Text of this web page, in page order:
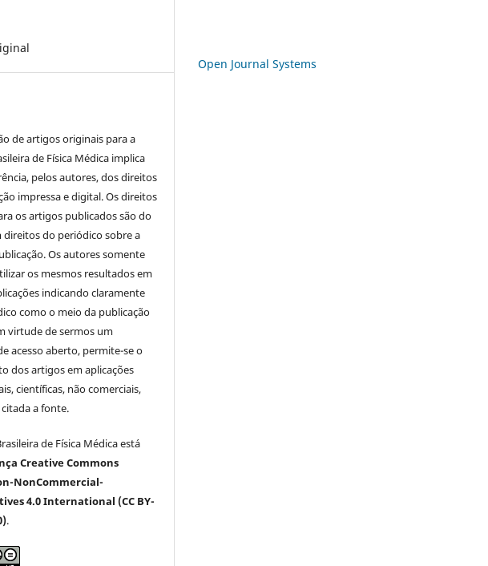
de artigos originais para a
de Física Médica implica
pelos autores, dos direitos
impressa e digital. Os direitos
os artigos publicados são do
direitos do periódico sobre a
Os autores somente
os mesmos resultados em
indicando claramente
como o meio da publicação
virtude de sermos um
acesso aberto, permite-se o
dos artigos em aplicações
científicas, não comerciais,
a fonte.
de Física Médica está
Creative Commons
NonCommercial-
4.0 International (CC BY-
.
Open Journal Systems